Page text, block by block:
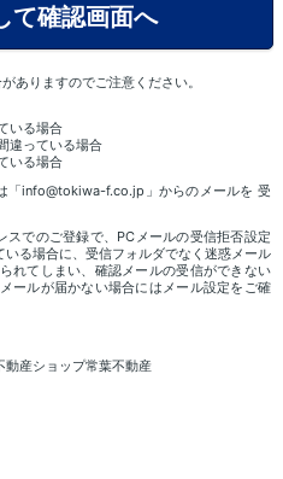
ありますのでご注意ください。
いる場合
違っている場合
いる場合
「info@tokiwa-f.co.jp」からのメールを 受
でのご登録で、PCメールの受信拒否設定
る場合に、受信フォルダでなく迷惑メール
れてしまい、確認メールの受信ができない
ールが届かない場合にはメール設定をご確
産ショップ常葉不動産